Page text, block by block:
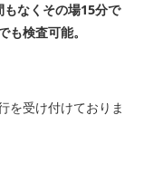
なくその場15分で
検査可能。
を受け付けておりま